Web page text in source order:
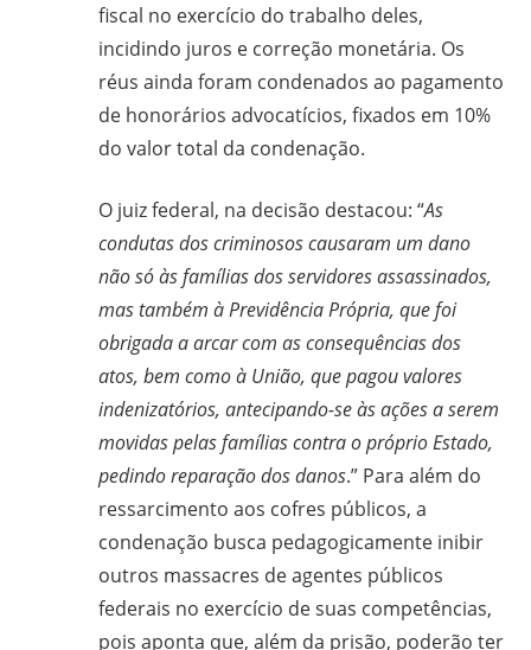
fiscal no exercício do trabalho deles,
incidindo juros e correção monetária. Os
réus ainda foram condenados ao pagamento
de honorários advocatícios, fixados em 10%
do valor total da condenação.
O juiz federal, na decisão destacou: “As
condutas dos criminosos causaram um dano
não só às famílias dos servidores assassinados,
mas também à Previdência Própria, que foi
obrigada a arcar com as consequências dos
atos, bem como à União, que pagou valores
indenizatórios, antecipando-se às ações a serem
movidas pelas famílias contra o próprio Estado,
pedindo reparação dos danos.” Para além do
ressarcimento aos cofres públicos, a
condenação busca pedagogicamente inibir
outros massacres de agentes públicos
federais no exercício de suas competências,
pois aponta que, além da prisão, poderão ter